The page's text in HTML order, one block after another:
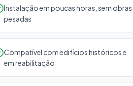
Instalação em poucas horas, sem obras
pesadas
Compatível com edifícios históricos e
em reabilitação